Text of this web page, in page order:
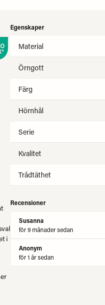
i
Egenskaper
Material
Örngott
Färg
Hörnhål
Serie
Kvalitet
Trådtäthet
Recensioner
Susanna
för 9 månader sedan
Anonym
för 1 år sedan